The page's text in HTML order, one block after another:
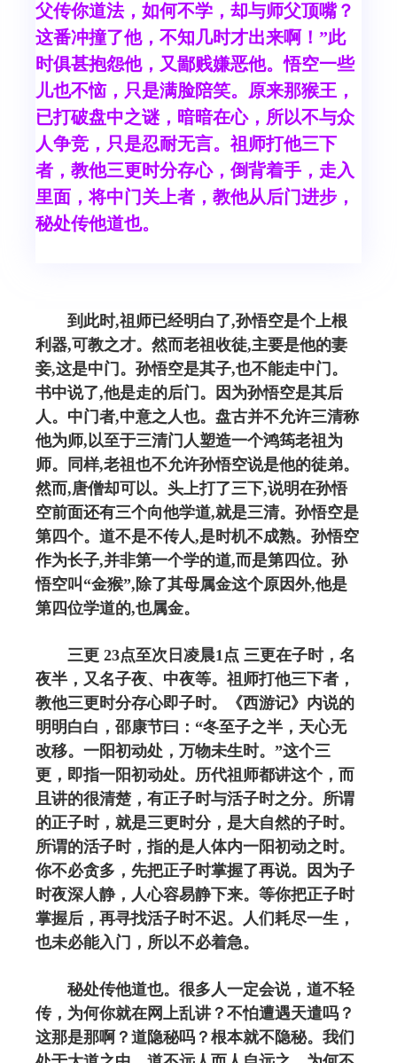
父传你道法，如何不学，却与师父顶嘴？
这番冲撞了他，不知几时才出来啊！”此
时俱甚抱怨他，又鄙贱嫌恶他。悟空一些
儿也不恼，只是满脸陪笑。原来那猴王，
已打破盘中之谜，暗暗在心，所以不与众
人争竞，只是忍耐无言。祖师打他三下
者，教他三更时分存心，倒背着手，走入
里面，将中门关上者，教他从后门进步，
秘处传他道也。
到此时,祖师已经明白了,孙悟空是个上根
利器,可教之才。然而老祖收徒,主要是他的妻
妾,这是中门。孙悟空是其子,也不能走中门。
书中说了,他是走的后门。因为孙悟空是其后
人。中门者,中意之人也。盘古并不允许三清称
他为师,以至于三清门人塑造一个鸿筠老祖为
师。同样,老祖也不允许孙悟空说是他的徒弟。
然而,唐僧却可以。头上打了三下,说明在孙悟
空前面还有三个向他学道,就是三清。孙悟空是
第四个。道不是不传人,是时机不成熟。孙悟空
作为长子,并非第一个学的道,而是第四位。孙
悟空叫“金猴”,除了其母属金这个原因外,他是
第四位学道的,也属金。
三更 23点至次日凌晨1点 三更在子时，名
夜半，又名子夜、中夜等。祖师打他三下者，
教他三更时分存心即子时。《西游记》内说的
明明白白，邵康节曰：“冬至子之半，天心无
改移。一阳初动处，万物未生时。”这个三
更，即指一阳初动处。历代祖师都讲这个，而
且讲的很清楚，有正子时与活子时之分。所谓
的正子时，就是三更时分，是大自然的子时。
所谓的活子时，指的是人体内一阳初动之时。
你不必贪多，先把正子时掌握了再说。因为子
时夜深人静，人心容易静下来。等你把正子时
掌握后，再寻找活子时不迟。人们耗尽一生，
也未必能入门，所以不必着急。
秘处传他道也。很多人一定会说，道不轻
传，为何你就在网上乱讲？不怕遭遇天遣吗？
这那是那啊？道隐秘吗？根本就不隐秘。我们